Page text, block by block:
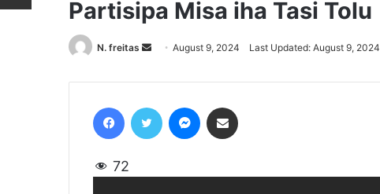
Partisipa Misa iha Tasi Tolu
N. freitas
Send
email
August 9, 2024 Last Updated: August 9, 2024
72